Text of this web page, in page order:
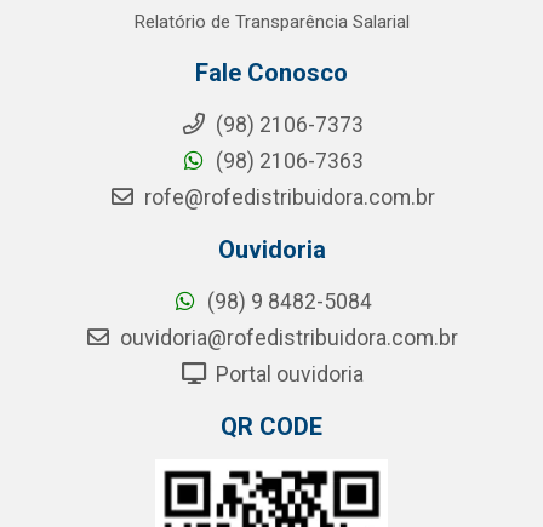
Relatório de Transparência Salarial
Fale Conosco
(98) 2106-7373
(98) 2106-7363
rofe@rofedistribuidora.com.br
Ouvidoria
(98) 9 8482-5084
ouvidoria@rofedistribuidora.com.br
Portal ouvidoria
QR CODE